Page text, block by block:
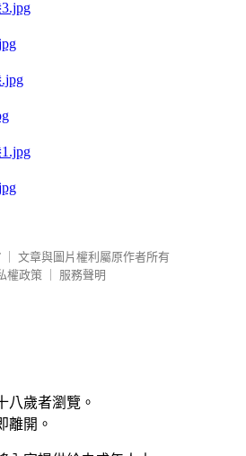
文章與圖片權利屬原作者所有
權政策
服務聲明
八歲者瀏覽。
離開。